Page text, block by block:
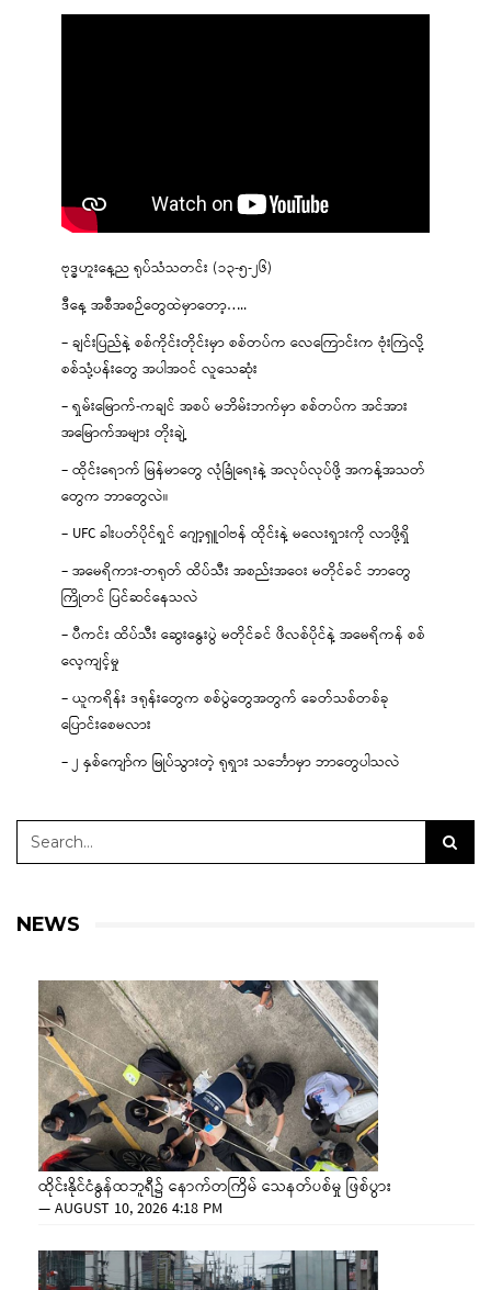
ဗုဒ္ဓဟူးနေ့ည ရုပ်သံသတင်း (၁၃-၅-၂၆)
ဒီနေ့ အစီအစဉ်တွေထဲမှာတော့…..
– ချင်းပြည်နဲ့ စစ်ကိုင်းတိုင်းမှာ စစ်တပ်က လေကြောင်းက ဗုံးကြဲလို့
စစ်သုံ့ပန်းတွေ အပါအဝင် လူသေဆုံး
– ရှမ်းမြောက်-ကချင် အစပ် မဘိမ်းဘက်မှာ စစ်တပ်က အင်အား
အမြောက်အများ တိုးချဲ့
– ထိုင်းရောက် မြန်မာတွေ လုံခြုံရေးနဲ့ အလုပ်လုပ်ဖို့ အကန့်အသတ်
တွေက ဘာတွေလဲ။
– UFC ခါးပတ်ပိုင်ရှင် ဂျော့ရှူဝါဗန် ထိုင်းနဲ့ မလေးရှားကို လာဖို့ရှိ
– အမေရိကား-တရုတ် ထိပ်သီး အစည်းအဝေး မတိုင်ခင် ဘာတွေ
ကြိုတင် ပြင်ဆင်နေသလဲ
– ပီကင်း ထိပ်သီး ဆွေးနွေးပွဲ မတိုင်ခင် ဖိလစ်ပိုင်နဲ့ အမေရိကန် စစ်
လေ့ကျင့်မှု
– ယူကရိန်း ဒရုန်းတွေက စစ်ပွဲတွေအတွက် ခေတ်သစ်တစ်ခု
ပြောင်းစေမလား
– ၂ နှစ်ကျော်က မြုပ်သွားတဲ့ ရုရှား သင်္ဘောမှာ ဘာတွေပါသလဲ
NEWS
ထိုင်းနိုင်ငံနွန်ထဘူရီ၌ နောက်တကြိမ် သေနတ်ပစ်မှု ဖြစ်ပွား
—AUGUST 10, 2026 4:18 PM